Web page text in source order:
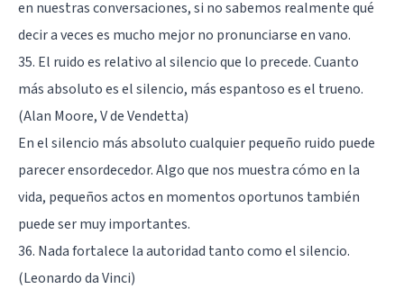
en nuestras conversaciones, si no sabemos realmente qué
decir a veces es mucho mejor no pronunciarse en vano.
35. El ruido es relativo al silencio que lo precede. Cuanto
más absoluto es el silencio, más espantoso es el trueno.
(Alan Moore, V de Vendetta)
En el silencio más absoluto cualquier pequeño ruido puede
parecer ensordecedor. Algo que nos muestra cómo en la
vida, pequeños actos en momentos oportunos también
puede ser muy importantes.
36. Nada fortalece la autoridad tanto como el silencio.
(Leonardo da Vinci)